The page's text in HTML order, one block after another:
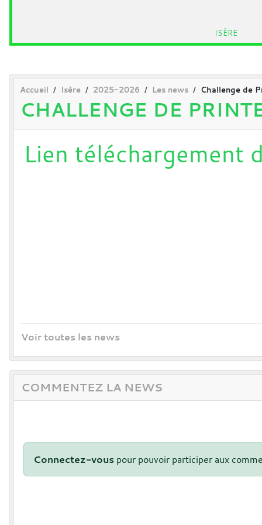
ISÈRE
Accueil Isère 2025-2026 Les news Challenge de
CHALLENGE DE
Lien téléchargement
Voir toutes les news
COMMENTEZ LA NEWS
Connectez-vous pour pouvoir participer aux